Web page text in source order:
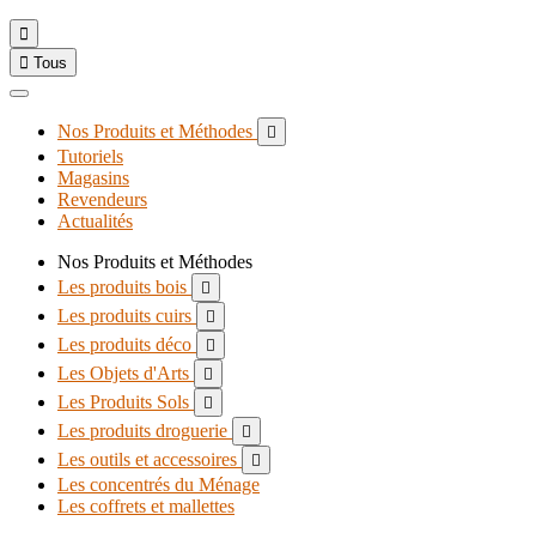

 Tous
Nos Produits et Méthodes 
Tutoriels
Magasins
Revendeurs
Actualités
Nos Produits et Méthodes
Les produits bois

Les produits cuirs 
Les produits déco 
Les Objets d'Arts 
Les Produits Sols 
Les produits droguerie 
Les outils et accessoires 
Les concentrés du Ménage
Les coffrets et mallettes